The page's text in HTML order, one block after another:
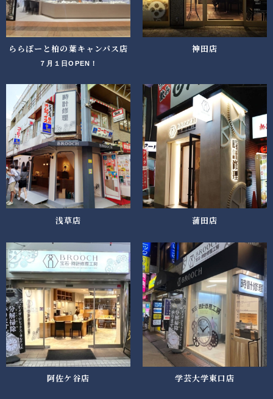
ららぽーと柏の葉キャンパス店
７月１日OPEN！
神田店
浅草店 蒲田店
阿佐ケ谷店 学芸大学東口店